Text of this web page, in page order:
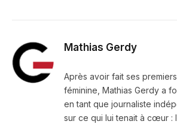
Mathias Gerdy
Après avoir fait ses
féminine, Mathias Gerdy a
en tant que journaliste
sur ce qui lui tenait à cœur :